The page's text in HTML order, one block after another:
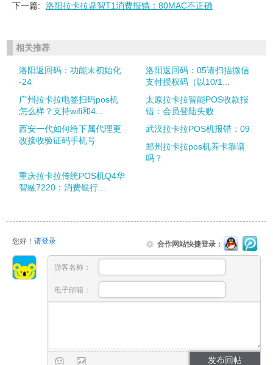
下一篇:
洛阳拉卡拉鼎智T1消费报错：80MAC不正确
相关推荐
洛阳返回码：功能未初始化
-24
洛阳返回码：05请扫描微信
支付授权码（以10/1...
广州拉卡拉电签扫码pos机
怎么样？支持wifi和4...
太原拉卡拉智能POS收款报
错：会员登陆失败
西安一代如何给下属代理更
改接收验证码手机号
武汉拉卡拉POS机报错：09
郑州拉卡拉pos机养卡靠谱
吗？
重庆拉卡拉传统POS机Q4华
智融7220：消费银行...
您好！ 请登录 合作网站快捷登录：
游客名称：
电子邮箱：